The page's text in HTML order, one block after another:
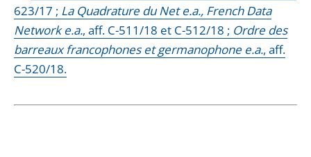
623/17 ; La Quadrature du Net e.a., French Data
Network e.a., aff. C-511/18 et C-512/18 ; Ordre des
barreaux francophones et germanophone e.a., aff.
C-520/18.